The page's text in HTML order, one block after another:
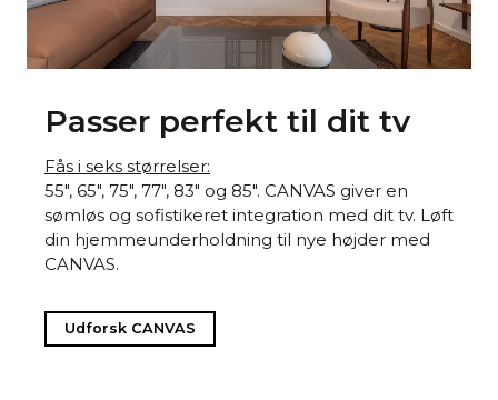
Passer perfekt til dit tv
Fås i seks størrelser:
55", 65", 75", 77", 83" og 85". CANVAS giver en
sømløs og sofistikeret integration med dit tv. Løft
din hjemmeunderholdning til nye højder med
CANVAS.
Udforsk CANVAS